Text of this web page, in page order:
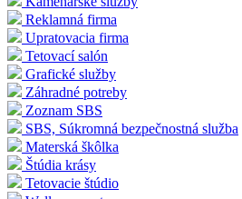
Reklamná firma
Upratovacia firma
Tetovací salón
Grafické služby
Záhradné potreby
Zoznam SBS
SBS, Súkromná bezpečnostná služba
Materská škôlka
Štúdia krásy
Tetovacie štúdio